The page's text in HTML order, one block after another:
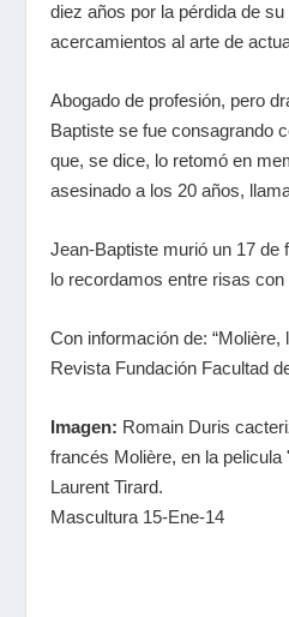
diez años por la pérdida de
acercamientos al arte de
Abogado de profesión, pero
Baptiste se fue consagrando
que, se dice, lo retomó en
asesinado a los 20 años,
Jean-Baptiste murió un 17 de
lo recordamos entre risas
Con información de:
Revista Fundación Facultad
Imagen: Romain Duris
francés Molière, en la pelicula
Laurent Tirard.
Mascultura 15-Ene-14